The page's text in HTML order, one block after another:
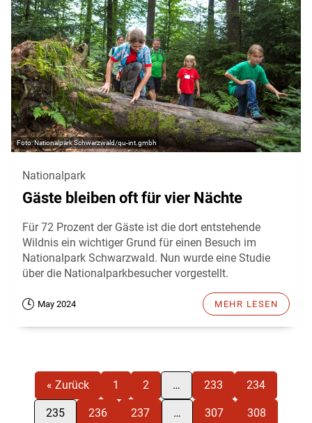
Nationalpark Schwarzwald/qu-int.gmbh
Nationalpark
Gäste bleiben oft für vier Nächte
Für 72 Prozent der Gäste ist die dort entstehende
Wildnis ein wichtiger Grund für einen Besuch im
Nationalpark Schwarzwald. Nun wurde eine Studie
über die Nationalparkbesucher vorgestellt.
May 2024 MEHR LESEN
« Zurück 1 2 … 233 234
235 236 237 … 307 308